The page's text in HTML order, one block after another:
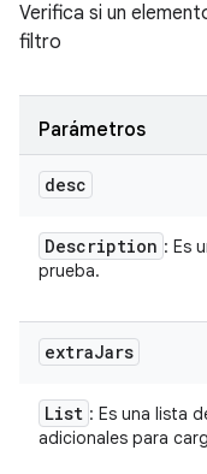
Verifica si un
filtro
Parámetros
desc
Description : Es
prueba.
extraJars
List : Es una lista
adicionales para